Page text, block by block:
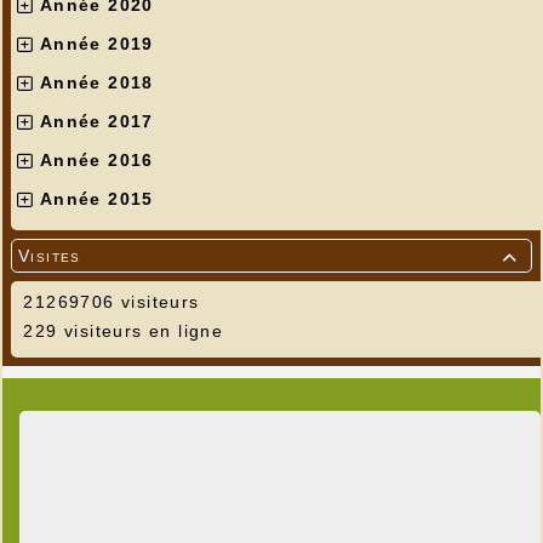
Année 2020
Année 2019
Année 2018
Année 2017
Année 2016
Année 2015

Visites
21269706 visiteurs
229 visiteurs en ligne